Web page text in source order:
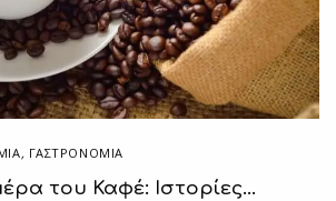
, ΓΑΣΤΡΟΝΟΜΙΑ
του Καφέ: Ιστορίες…